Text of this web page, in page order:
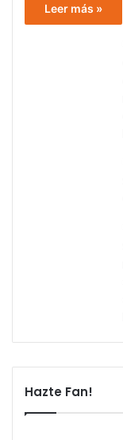
Leer más »
Hazte Fan!